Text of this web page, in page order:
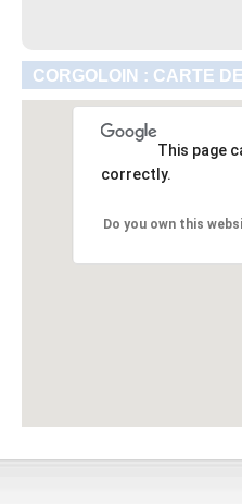
CORGOLOIN : CARTE
This page
correctly.
Do you own this